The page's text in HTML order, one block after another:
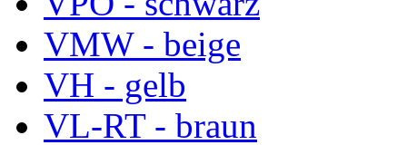
VMW - beige
VH - gelb
VL-RT - braun